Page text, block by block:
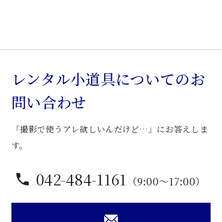
ワ
ゴ
ン
レンタル小道具についてのお
問い合わせ
「撮影で使うアレ欲しいんだけど…」にお答えしま
す。
042-484-1161 （9:00〜17:00）